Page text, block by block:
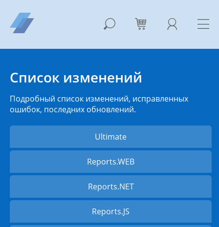
Список изменений
Подробный список изменений, исправленных
ошибок, последних обновлений.
Ultimate
Reports.WEB
Reports.NET
Reports.JS